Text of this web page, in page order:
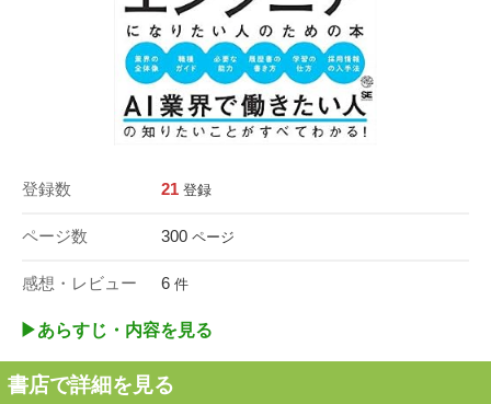
登録数 21 登録
ページ数 300 ページ
感想・レビュー 6 件
▶︎あらすじ・内容を見る
書店で詳細を見る